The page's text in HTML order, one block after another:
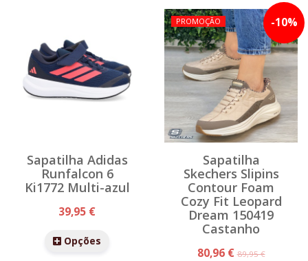
Sapatilha Adidas
Runfalcon 6
Ki1772 Multi-azul
39,95 €
Opções
-10%
PROMOÇÃO
Sapatilha
Skechers Slipins
Contour Foam
Cozy Fit Leopard
Dream 150419
Castanho
80,96 €89,95 €